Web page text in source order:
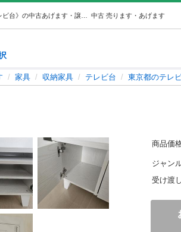
中古 売ります・あげます
家具 収納家具 テレビ台 東京都のテレ
商品価
ジャン
受け渡